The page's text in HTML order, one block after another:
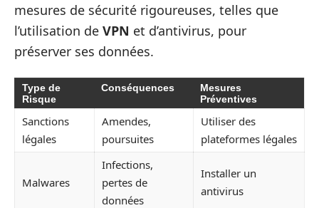
mesures de sécurité rigoureuses, telles que
l’utilisation de VPN et d’antivirus, pour
préserver ses données.
Type de
Risque
Conséquences
Mesures
Préventives
Sanctions
légales
Amendes,
poursuites
Utiliser des
plateformes légales
Malwares
Infections,
pertes de
données
Installer un
antivirus